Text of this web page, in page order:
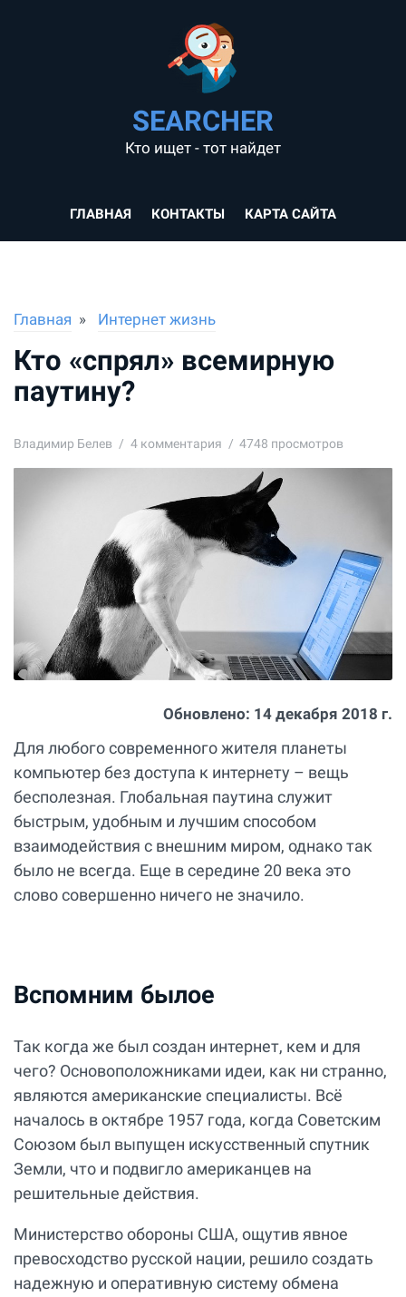
SEARCHER
Кто ищет - тот найдет
ГЛАВНАЯ КОНТАКТЫ КАРТА САЙТА
Главная Интернет жизнь
Кто «спрял» всемирную
паутину?
Владимир Белев 4комментария 4748 просмотров
Обновлено: 14 декабря 2018 г.
Для любого современного жителя планеты
компьютер без доступа к интернету – вещь
бесполезная. Глобальная паутина служит
быстрым, удобным и лучшим способом
взаимодействия с внешним миром, однако так
было не всегда. Еще в середине 20 века это
слово совершенно ничего не значило.
Вспомним былое
Так когда же был создан интернет, кем и для
чего? Основоположниками идеи, как ни странно,
являются американские специалисты. Всё
началось в октябре 1957 года, когда Советским
Союзом был выпущен искусственный спутник
Земли, что и подвигло американцев на
решительные действия.
Министерство обороны США, ощутив явное
превосходство русской нации, решило создать
надежную и оперативную систему обмена